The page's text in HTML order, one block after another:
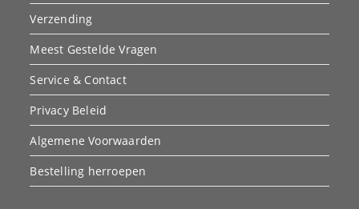
Verzending
Meest Gestelde Vragen
Service & Contact
Privacy Beleid
Algemene Voorwaarden
Bestelling herroepen